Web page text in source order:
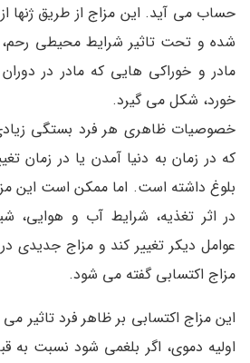
حساب می آید. این مزاج از طریق ژنها از
شده و تحت تاثیر شرایط محیطی
مادر و خوراکی هایی که مادر در
خورد، شکل می گیرد.
خصوصیات ظاهری هر فرد بستگی زیادی
که در زمان به دنیا آمدن یا در زمان
بلوغ داشته است. اما ممکن است این
در اثر تغذیه، شرایط آب و هوایی،
عوامل دیکر تغییر کند و مزاج جدیدی
مزاج اکتسابی گفته می شود.
این مزاج اکتسابی بر ظاهر فرد تاثیر می
اولیه دموی، اگر بلغمی شود نسبت